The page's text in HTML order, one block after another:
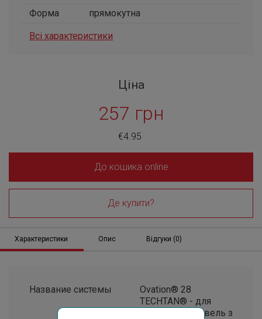
Форма прямокутна
Всі характеристики
Ціна
257 грн
€4.95
До кошика online
Де купити?
Характеристики Опис Відгуки (0)
Название системы
Ovation® 28
TECHTAN® - для
сучасних покрівель з